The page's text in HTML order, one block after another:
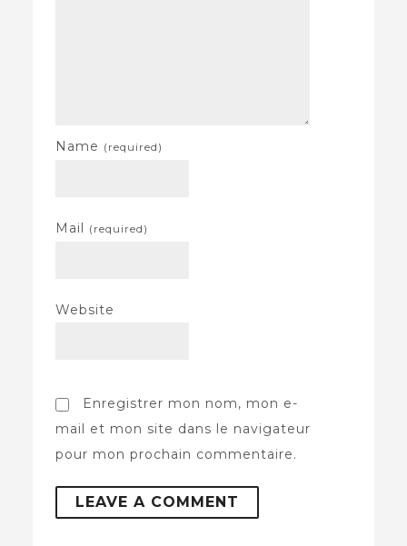
Name (required)
Mail (required)
Website
Enregistrer mon nom, mon e-
mail et mon site dans le navigateur
pour mon prochain commentaire.